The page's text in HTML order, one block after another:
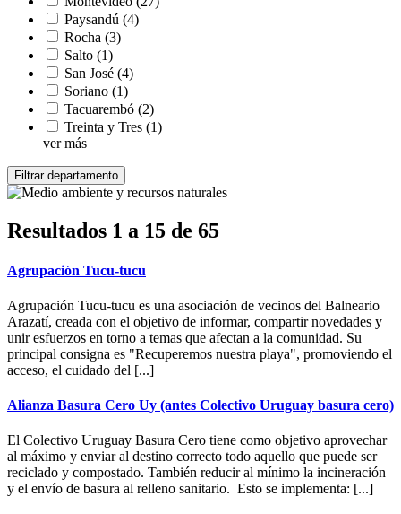
Paysandú (4)
Rocha (3)
Salto (1)
San José (4)
Soriano (1)
Tacuarembó (2)
Treinta y Tres (1)
ver más
Resultados 1 a 15 de 65
Agrupación Tucu-tucu
Agrupación Tucu-tucu es una asociación de vecinos del Balneario
Arazatí, creada con el objetivo de informar, compartir novedades y
unir esfuerzos en torno a temas que afectan a la comunidad. Su
principal consigna es "Recuperemos nuestra playa", promoviendo el
acceso, el cuidado del [...]
Alianza Basura Cero Uy (antes Colectivo Uruguay basura cero)
El Colectivo Uruguay Basura Cero tiene como objetivo aprovechar
al máximo y enviar al destino correcto todo aquello que puede ser
reciclado y compostado. También reducir al mínimo la incineración
y el envío de basura al relleno sanitario. Esto se implementa: [...]